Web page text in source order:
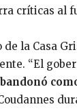
críticas al
de la Casa
“El